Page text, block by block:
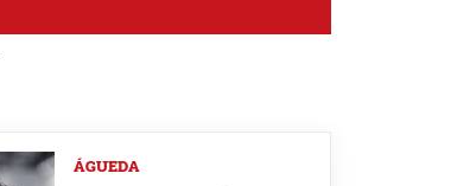
ÁGUEDA